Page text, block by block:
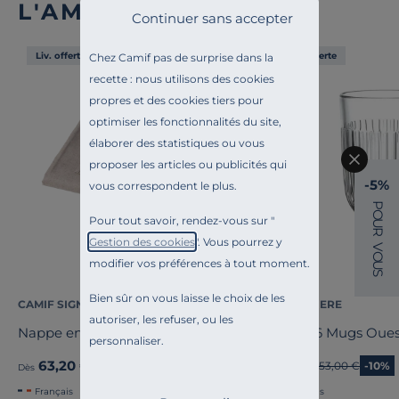
Chez Camif pas de surprise dans la
recette : nous utilisons des cookies
propres et des cookies tiers pour
optimiser les fonctionnalités du site,
élaborer des statistiques ou vous
proposer les articles ou publicités qui
vous correspondent le plus.
Pour tout savoir, rendez-vous sur "
Gestion des cookies". Vous pourrez y
modifier vos préférences à tout moment.
Bien sûr on vous laisse le choix de les
autoriser, les refuser, ou les
personnaliser.
Continuer sans accepter
L'AMBIANCE
Liv. offerte
CAMIF SIGNATURE
Nappe enduite coton lin Laurie
Dès 63,20 €
Français
Liv. offerte
LA ROCHERE
Lot de 6 Mugs
Ancien prix
53,00 € -10%
Français
-5%
P
O
U
R
V
O
U
S